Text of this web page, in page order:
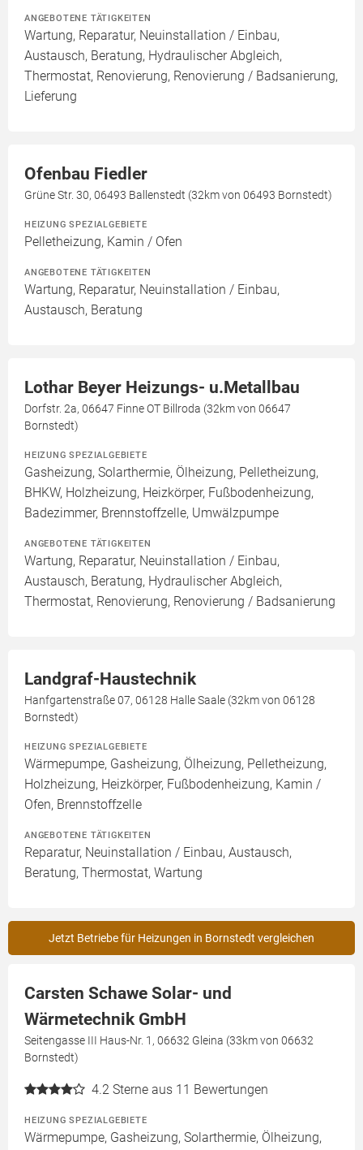
ANGEBOTENE TÄTIGKEITEN
Wartung, Reparatur, Neuinstallation / Einbau,
Austausch, Beratung, Hydraulischer Abgleich,
Thermostat, Renovierung, Renovierung / Badsanierung,
Lieferung
Ofenbau Fiedler
Grüne Str. 30, 06493 Ballenstedt (32km von 06493 Bornstedt)
HEIZUNG SPEZIALGEBIETE
Pelletheizung, Kamin / Ofen
ANGEBOTENE TÄTIGKEITEN
Wartung, Reparatur, Neuinstallation / Einbau,
Austausch, Beratung
Lothar Beyer Heizungs- u.Metallbau
Dorfstr. 2a, 06647 Finne OT Billroda (32km von 06647
Bornstedt)
HEIZUNG SPEZIALGEBIETE
Gasheizung, Solarthermie, Ölheizung, Pelletheizung,
BHKW, Holzheizung, Heizkörper, Fußbodenheizung,
Badezimmer, Brennstoffzelle, Umwälzpumpe
ANGEBOTENE TÄTIGKEITEN
Wartung, Reparatur, Neuinstallation / Einbau,
Austausch, Beratung, Hydraulischer Abgleich,
Thermostat, Renovierung, Renovierung / Badsanierung
Landgraf-Haustechnik
Hanfgartenstraße 07, 06128 Halle Saale (32km von 06128
Bornstedt)
HEIZUNG SPEZIALGEBIETE
Wärmepumpe, Gasheizung, Ölheizung, Pelletheizung,
Holzheizung, Heizkörper, Fußbodenheizung, Kamin /
Ofen, Brennstoffzelle
ANGEBOTENE TÄTIGKEITEN
Reparatur, Neuinstallation / Einbau, Austausch,
Beratung, Thermostat, Wartung
Jetzt Betriebe für Heizungen in Bornstedt vergleichen
Carsten Schawe Solar- und
Wärmetechnik GmbH
Seitengasse III Haus-Nr. 1, 06632 Gleina (33km von 06632
Bornstedt)
4.2 Sterne aus 11 Bewertungen
HEIZUNG SPEZIALGEBIETE
Wärmepumpe, Gasheizung, Solarthermie, Ölheizung,